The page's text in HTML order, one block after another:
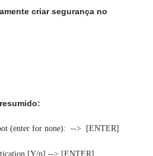
criar segurança no
(enter for none): --> [ENTER]
[Y/n] --> [ENTER]